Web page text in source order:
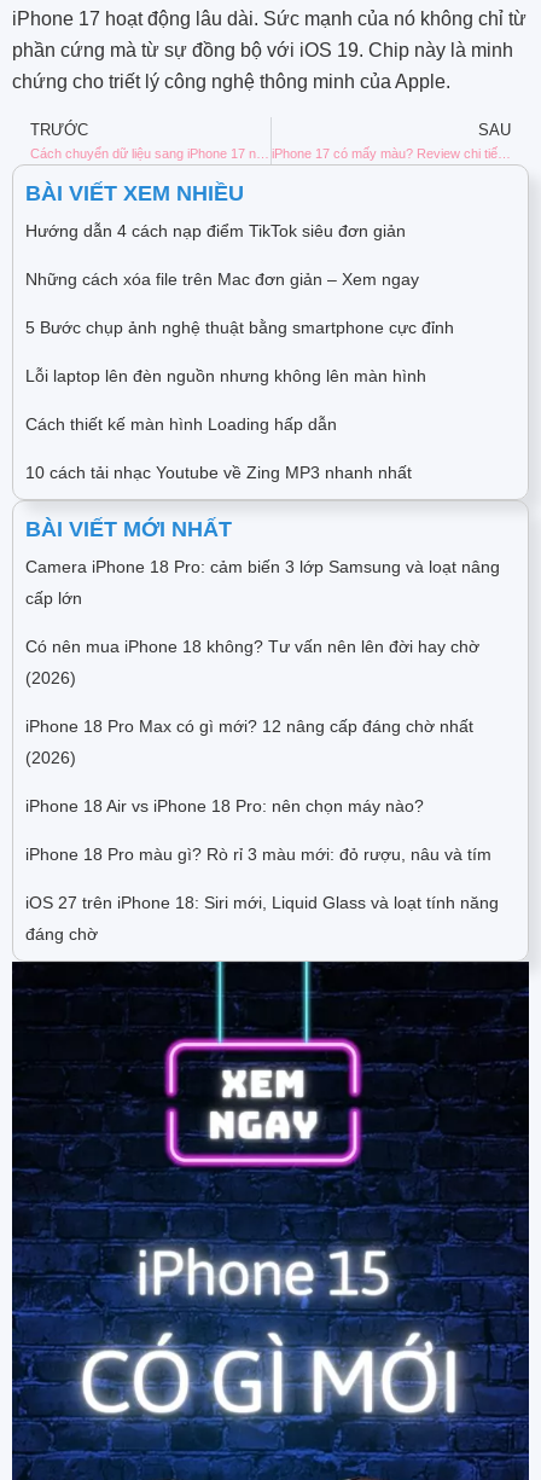
iPhone 17 hoạt động lâu dài. Sức mạnh của nó không chỉ từ
phần cứng mà từ sự đồng bộ với iOS 19. Chip này là minh
chứng cho triết lý công nghệ thông minh của Apple.
TRƯỚC SAU
iPhone 17 có mấy màu? Review chi tiết từng phiên bản màu sắc
BÀI VIẾT XEM NHIỀU
Hướng dẫn 4 cách nạp điểm TikTok siêu đơn giản
Những cách xóa file trên Mac đơn giản – Xem ngay
5 Bước chụp ảnh nghệ thuật bằng smartphone cực đỉnh
Lỗi laptop lên đèn nguồn nhưng không lên màn hình
Cách thiết kế màn hình Loading hấp dẫn
10 cách tải nhạc Youtube về Zing MP3 nhanh nhất
BÀI VIẾT MỚI NHẤT
Camera iPhone 18 Pro: cảm biến 3 lớp Samsung và loạt nâng
cấp lớn
Có nên mua iPhone 18 không? Tư vấn nên lên đời hay chờ
(2026)
iPhone 18 Pro Max có gì mới? 12 nâng cấp đáng chờ nhất
(2026)
iPhone 18 Air vs iPhone 18 Pro: nên chọn máy nào?
iPhone 18 Pro màu gì? Rò rỉ 3 màu mới: đỏ rượu, nâu và tím
iOS 27 trên iPhone 18: Siri mới, Liquid Glass và loạt tính năng
đáng chờ